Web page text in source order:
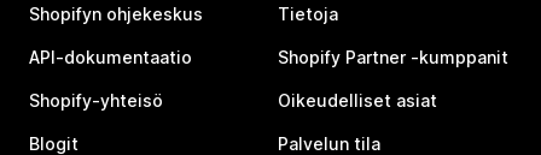
Shopifyn ohjekeskus
API-dokumentaatio
Shopify-yhteisö
Blogit
Tietoja
Shopify Partner ‑kumppanit
Oikeudelliset asiat
Palvelun tila